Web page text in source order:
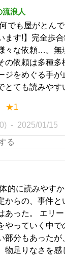
流浪人
何でも屋がとん
ます!】完全歩
々な依頼…。無
の依頼は多種
ジをめぐる手
とても読みやす
★1
2025/01/15
的に読みやす
からの、事件と
あった。 エリ
やっていく中
部分もあったが
物足りなさを感